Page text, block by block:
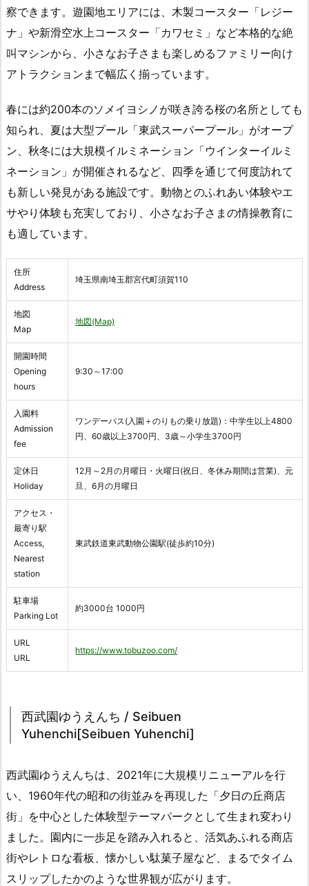
察できます。遊園地エリアには、木製コースター「レジー
ナ」や新滑空水上コースター「カワセミ」など本格的な絶
叫マシンから、小さなお子さまも楽しめるファミリー向け
アトラクションまで幅広く揃っています。
春には約200本のソメイヨシノが咲き誇る桜の名所としても
知られ、夏は大型プール「東武スーパープール」がオープ
ン、秋冬には大規模イルミネーション「ウインターイルミ
ネーション」が開催されるなど、四季を通じて何度訪れて
も新しい発見がある施設です。動物とのふれあい体験やエ
サやり体験も充実しており、小さなお子さまの情操教育に
も適しています。
住所
Address
埼玉県南埼玉郡宮代町須賀110
地図
Map
地図(Map)
開園時間
Opening
hours
9:30～17:00
入園料
Admission
fee
ワンデーパス(入園＋のりもの乗り放題)：中学生以上4800
円、60歳以上3700円、3歳～小学生3700円
定休日
Holiday
12月～2月の月曜日・火曜日(祝日、冬休み期間は営業)、元
旦、6月の月曜日
アクセス・
最寄り駅
Access,
Nearest
station
東武鉄道東武動物公園駅(徒歩約10分)
駐車場
Parking Lot
約3000台 1000円
URL
URL
https://www.tobuzoo.com/
西武園ゆうえんち / Seibuen
Yuhenchi[Seibuen Yuhenchi]
西武園ゆうえんちは、2021年に大規模リニューアルを行
い、1960年代の昭和の街並みを再現した「夕日の丘商店
街」を中心とした体験型テーマパークとして生まれ変わり
ました。園内に一歩足を踏み入れると、活気あふれる商店
街やレトロな看板、懐かしい駄菓子屋など、まるでタイム
スリップしたかのような世界観が広がります。